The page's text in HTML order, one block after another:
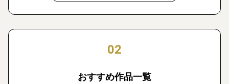
02
おすすめ作品一覧